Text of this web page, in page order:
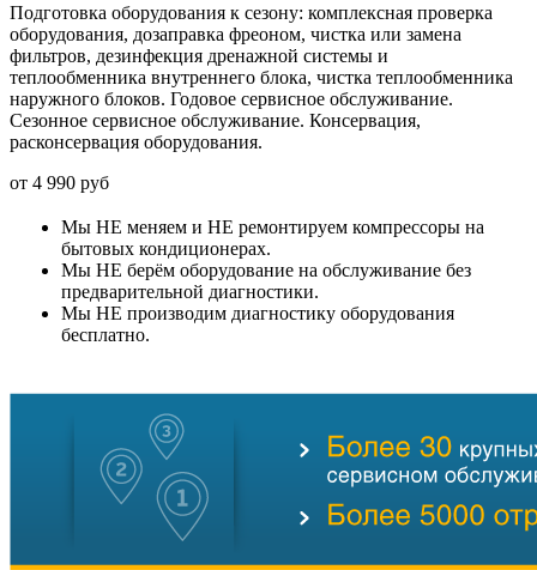
Подготовка оборудования к сезону: комплексная проверка
оборудования, дозаправка фреоном, чистка или замена
фильтров, дезинфекция дренажной системы и
теплообменника внутреннего блока, чистка теплообменника
наружного блоков. Годовое сервисное обслуживание.
Сезонное сервисное обслуживание. Консервация,
расконсервация оборудования.
от 4 990 руб
Мы НЕ меняем и НЕ ремонтируем компрессоры на
бытовых кондиционерах.
Мы НЕ берём оборудование на обслуживание без
предварительной диагностики.
Мы НЕ производим диагностику оборудования
бесплатно.